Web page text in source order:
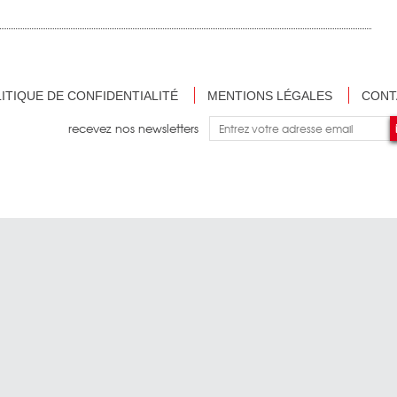
DE CONFIDENTIALITÉ MENTIONS LÉGALES
recevez nos newsletters